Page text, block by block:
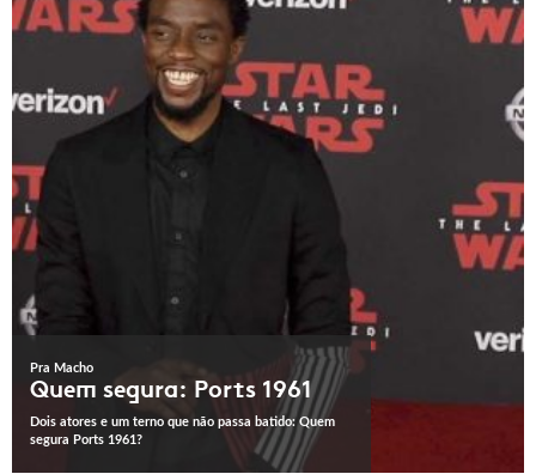
Pra Macho
Quem segura: Ports 1961
Dois atores e um terno que não passa batido: Quem
segura Ports 1961?